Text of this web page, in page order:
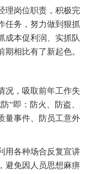
理岗位职责，积极完
任务，努力做到狠抓
成本促利润、实抓队
相比有了新起色。
况，吸取前年工作失
”即：防火、防盗、
量事件、防员工意外
用各种场合反复宣讲
避免因人员思想麻痹